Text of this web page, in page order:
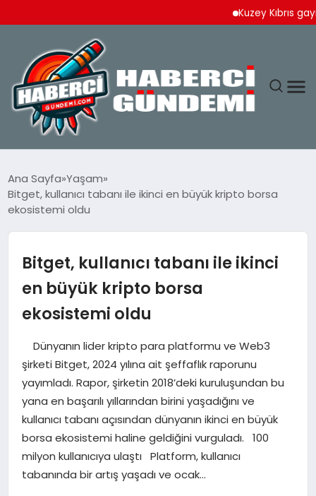
Kuzey Kıbrıs
YAŞAM
EKONOMI
DÜNYA
MAGAZIN
EĞITIM
SAĞLIK
TEKNOLOJI
Ana Sayfa Yaşam
Bitget, kullanıcı tabanı ile ikinci en büyük kripto borsa
ekosistemi oldu
Bitget, kullanıcı tabanı ile ikinci
en büyük kripto borsa
ekosistemi oldu
Dünyanın lider kripto para platformu ve Web3
şirketi Bitget, 2024 yılına ait şeffaflık raporunu
yayımladı. Rapor, şirketin 2018’deki kuruluşundan bu
yana en başarılı yıllarından birini yaşadığını ve
kullanıcı tabanı açısından dünyanın ikinci en büyük
borsa ekosistemi haline geldiğini vurguladı. 100
milyon kullanıcıya ulaştı Platform, kullanıcı
tabanında bir artış yaşadı ve ocak…